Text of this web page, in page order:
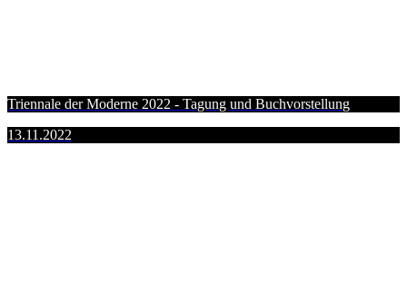
Triennale der Moderne 2022 - Tagung und Buchvorstellung
13.11.2022